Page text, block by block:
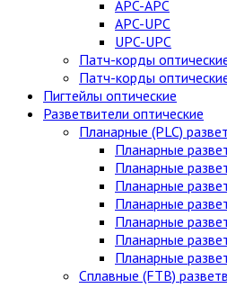
APC-APC
APC-UPC
UPC-UPC
Патч-корды
Патч-корды
Пигтейлы оптические
Разветвители оптические
Планарные (PLC)
Планарные
Планарные
Планарные
Планарные
Планарные
Планарные
Планарные
Сплавные (FTB)